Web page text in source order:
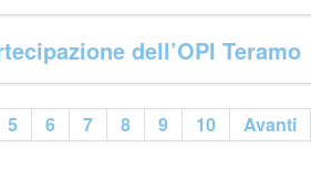
dell’OPI Teramo
5 6 7 8 9 10 Avanti